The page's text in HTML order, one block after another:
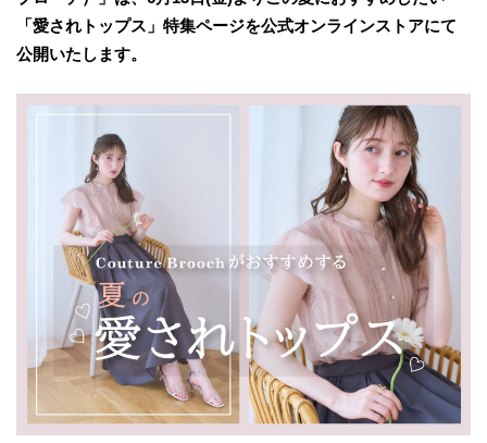
「愛されトップス」特集ページを公式オンラインストアにて
公開いたします。